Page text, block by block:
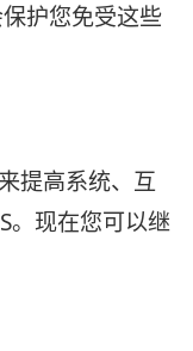
护您免受这些
提高系统、互
。现在您可以继